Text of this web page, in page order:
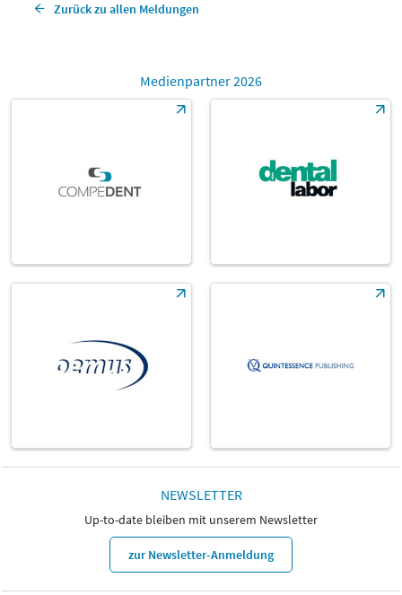
Zurück zu allen Meldungen
Medienpartner 2026
NEWSLETTER
Up-to-date bleiben mit unserem Newsletter
zur Newsletter-Anmeldung